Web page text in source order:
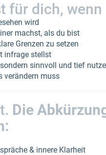
für dich, wenn
wird
machst, als du bist
Grenzen zu setzen
infrage stellst
sinnvoll und tief
verändern muss
Die
& innere Klarheit